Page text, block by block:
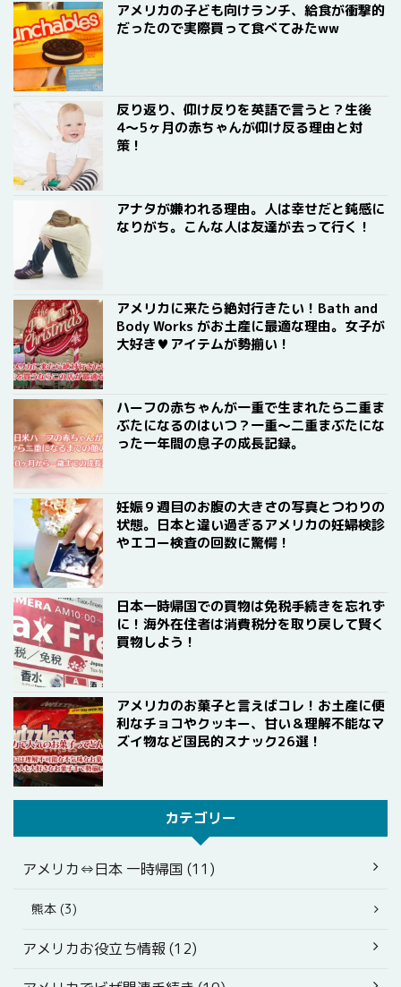
アメリカの子ども向けランチ、給食が衝撃的
だったので実際買って食べてみたww
反り返り、仰け反りを英語で言うと？生後
4〜5ヶ月の赤ちゃんが仰け反る理由と対
策！
アナタが嫌われる理由。人は幸せだと鈍感に
なりがち。こんな人は友達が去って行く！
アメリカに来たら絶対行きたい！Bath and
Body Works がお土産に最適な理由。女子が
大好き♥アイテムが勢揃い！
ハーフの赤ちゃんが一重で生まれたら二重ま
ぶたになるのはいつ？一重〜二重まぶたにな
った一年間の息子の成長記録。
妊娠９週目のお腹の大きさの写真とつわりの
状態。日本と違い過ぎるアメリカの妊婦検診
やエコー検査の回数に驚愕！
日本一時帰国での買物は免税手続きを忘れず
に！海外在住者は消費税分を取り戻して賢く
買物しよう！
アメリカのお菓子と言えばコレ！お土産に便
利なチョコやクッキー、甘い＆理解不能なマ
ズイ物など国民的スナック26選！
カテゴリー
アメリカ⇔日本 一時帰国 (11)
熊本 (3)
アメリカお役立ち情報 (12)